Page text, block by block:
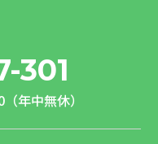
301
年中無休）